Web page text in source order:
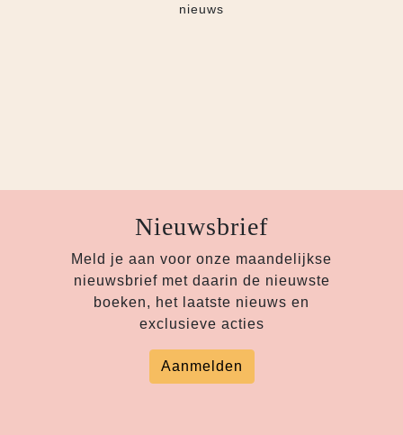
nieuws
Nieuwsbrief
Meld je aan voor onze maandelijkse
nieuwsbrief met daarin de nieuwste
boeken, het laatste nieuws en
exclusieve acties
Aanmelden